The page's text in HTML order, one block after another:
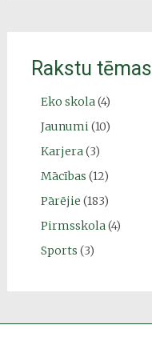
Rakstu tēmas
Eko skola(4)
Jaunumi(10)
Karjera(3)
Mācības (12)
Pārējie (183)
Pirmsskola(4)
Sports (3)